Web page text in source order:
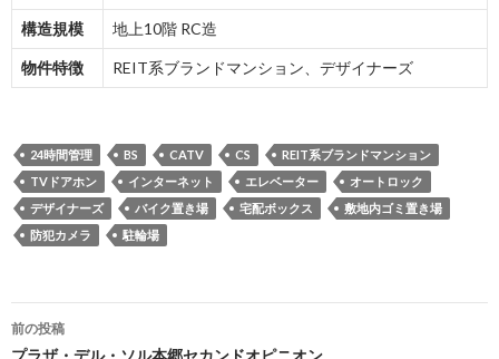
構造規模 地上10階 RC造
物件特徴 REIT系ブランドマンション、デザイナーズ
24時間管理 BS CATV CS
REIT系ブランドマンション
TVドアホン
インターネット エレベーター
オートロック
デザイナーズ
バイク置き場 宅配ボックス
敷地内ゴミ置き場
防犯カメラ
駐輪場
投
前の投稿
プラザ・デル・ソル本郷セカンドオピニオン